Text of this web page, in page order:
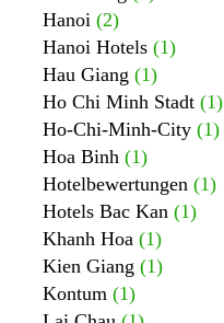
Hanoi (2)
Hanoi Hotels (1)
Hau Giang (1)
Ho Chi Minh Stadt (1)
Ho-Chi-Minh-City (1)
Hoa Binh (1)
Hotelbewertungen (1)
Hotels Bac Kan (1)
Khanh Hoa (1)
Kien Giang (1)
Kontum (1)